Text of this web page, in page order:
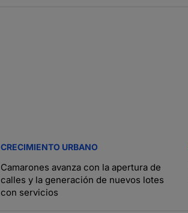
CRECIMIENTO URBANO
Camarones avanza con la apertura de
calles y la generación de nuevos lotes
con servicios